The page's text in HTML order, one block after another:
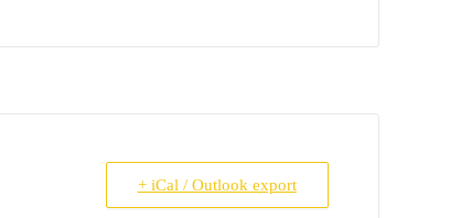
+ iCal / Outlook export